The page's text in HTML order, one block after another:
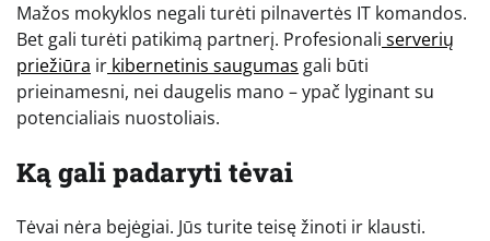
Mažos mokyklos negali turėti pilnavertės IT komandos.
Bet gali turėti patikimą partnerį. Profesionali serverių
priežiūra ir kibernetinis saugumas gali būti
prieinamesni, nei daugelis mano – ypač lyginant su
potencialiais nuostoliais.
Ką gali padaryti tėvai
Tėvai nėra bejėgiai. Jūs turite teisę žinoti ir klausti.